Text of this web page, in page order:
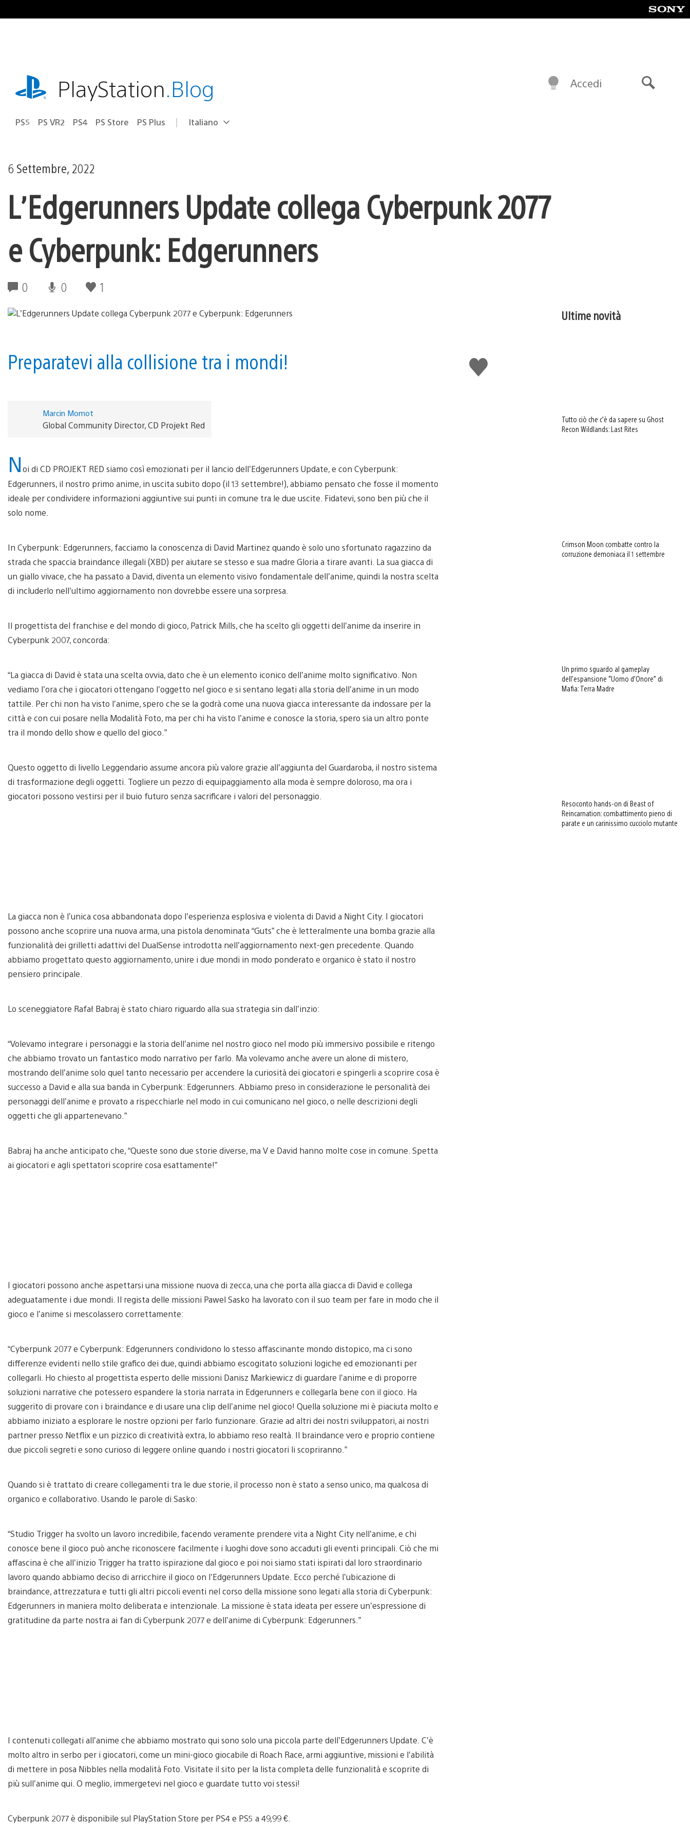
al
playstation.comPlayStation.Blog
PS5 PS VR2 PS4 PS Store PS Plus Seleziona
Regione
Italiano
Accedi
6 Settembre, 2022
L’Edgerunners Update collega Cyberpunk 2077
e Cyberpunk: Edgerunners
0 0 1
Mi
piace
Preparatevi alla collisione tra i mondi!
Marcin Momot
Global Community Director, CD Projekt Red
Noi di CD PROJEKT RED siamo così emozionati per il lancio dell’Edgerunners Update, e con Cyberpunk:
Edgerunners, il nostro primo anime, in uscita subito dopo (il 13 settembre!), abbiamo pensato che fosse il momento
ideale per condividere informazioni aggiuntive sui punti in comune tra le due uscite. Fidatevi, sono ben più che il
solo nome.
In Cyberpunk: Edgerunners, facciamo la conoscenza di David Martinez quando è solo uno sfortunato ragazzino da
strada che spaccia braindance illegali (XBD) per aiutare se stesso e sua madre Gloria a tirare avanti. La sua giacca di
un giallo vivace, che ha passato a David, diventa un elemento visivo fondamentale dell’anime, quindi la nostra scelta
di includerlo nell’ultimo aggiornamento non dovrebbe essere una sorpresa.
Il progettista del franchise e del mondo di gioco, Patrick Mills, che ha scelto gli oggetti dell’anime da inserire in
Cyberpunk 2007, concorda:
“La giacca di David è stata una scelta ovvia, dato che è un elemento iconico dell’anime molto significativo. Non
vediamo l’ora che i giocatori ottengano l’oggetto nel gioco e si sentano legati alla storia dell’anime in un modo
tattile. Per chi non ha visto l’anime, spero che se la godrà come una nuova giacca interessante da indossare per la
città e con cui posare nella Modalità Foto, ma per chi ha visto l’anime e conosce la storia, spero sia un altro ponte
tra il mondo dello show e quello del gioco.”
Questo oggetto di livello Leggendario assume ancora più valore grazie all’aggiunta del Guardaroba, il nostro sistema
di trasformazione degli oggetti. Togliere un pezzo di equipaggiamento alla moda è sempre doloroso, ma ora i
giocatori possono vestirsi per il buio futuro senza sacrificare i valori del personaggio.
La giacca non è l’unica cosa abbandonata dopo l’esperienza esplosiva e violenta di David a Night City. I giocatori
possono anche scoprire una nuova arma, una pistola denominata “Guts” che è letteralmente una bomba grazie alla
funzionalità dei grilletti adattivi del DualSense introdotta nell’aggiornamento next-gen precedente. Quando
abbiamo progettato questo aggiornamento, unire i due mondi in modo ponderato e organico è stato il nostro
pensiero principale.
Lo sceneggiatore Rafał Babraj è stato chiaro riguardo alla sua strategia sin dall’inzio:
“Volevamo integrare i personaggi e la storia dell’anime nel nostro gioco nel modo più immersivo possibile e ritengo
che abbiamo trovato un fantastico modo narrativo per farlo. Ma volevamo anche avere un alone di mistero,
mostrando dell’anime solo quel tanto necessario per accendere la curiosità dei giocatori e spingerli a scoprire cosa è
successo a David e alla sua banda in Cyberpunk: Edgerunners. Abbiamo preso in considerazione le personalità dei
personaggi dell’anime e provato a rispecchiarle nel modo in cui comunicano nel gioco, o nelle descrizioni degli
oggetti che gli appartenevano.”
Babraj ha anche anticipato che, “Queste sono due storie diverse, ma V e David hanno molte cose in comune. Spetta
ai giocatori e agli spettatori scoprire cosa esattamente!”
I giocatori possono anche aspettarsi una missione nuova di zecca, una che porta alla giacca di David e collega
adeguatamente i due mondi. Il regista delle missioni Pawel Sasko ha lavorato con il suo team per fare in modo che il
gioco e l’anime si mescolassero correttamente:
“Cyberpunk 2077 e Cyberpunk: Edgerunners condividono lo stesso affascinante mondo distopico, ma ci sono
differenze evidenti nello stile grafico dei due, quindi abbiamo escogitato soluzioni logiche ed emozionanti per
collegarli. Ho chiesto al progettista esperto delle missioni Danisz Markiewicz di guardare l’anime e di proporre
soluzioni narrative che potessero espandere la storia narrata in Edgerunners e collegarla bene con il gioco. Ha
suggerito di provare con i braindance e di usare una clip dell’anime nel gioco! Quella soluzione mi è piaciuta molto e
abbiamo iniziato a esplorare le nostre opzioni per farlo funzionare. Grazie ad altri dei nostri sviluppatori, ai nostri
partner presso Netflix e un pizzico di creatività extra, lo abbiamo reso realtà. Il braindance vero e proprio contiene
due piccoli segreti e sono curioso di leggere online quando i nostri giocatori li scopriranno.”
Quando si è trattato di creare collegamenti tra le due storie, il processo non è stato a senso unico, ma qualcosa di
organico e collaborativo. Usando le parole di Sasko:
“Studio Trigger ha svolto un lavoro incredibile, facendo veramente prendere vita a Night City nell’anime, e chi
conosce bene il gioco può anche riconoscere facilmente i luoghi dove sono accaduti gli eventi principali. Ciò che mi
affascina è che all’inizio Trigger ha tratto ispirazione dal gioco e poi noi siamo stati ispirati dal loro straordinario
lavoro quando abbiamo deciso di arricchire il gioco on l’Edgerunners Update. Ecco perché l’ubicazione di
braindance, attrezzatura e tutti gli altri piccoli eventi nel corso della missione sono legati alla storia di Cyberpunk:
Edgerunners in maniera molto deliberata e intenzionale. La missione è stata ideata per essere un’espressione di
gratitudine da parte nostra ai fan di Cyberpunk 2077 e dell’anime di Cyberpunk: Edgerunners.”
I contenuti collegati all’anime che abbiamo mostrato qui sono solo una piccola parte dell’Edgerunners Update. C’è
molto altro in serbo per i giocatori, come un mini-gioco giocabile di Roach Race, armi aggiuntive, missioni e l’abilità
di mettere in posa Nibbles nella modalità Foto. Visitate il sito per la lista completa delle funzionalità e scoprite di
più sull’anime qui. O meglio, immergetevi nel gioco e guardate tutto voi stessi!
Cyberpunk 2077 è disponibile sul PlayStation Store per PS4 e PS5 a 49,99 €.
Ultime novità
Tutto ciò che c’è da sapere su Ghost
Recon Wildlands: Last Rites
Crimson Moon combatte contro la
corruzione demoniaca il 1 settembre
Un primo sguardo al gameplay
dell’espansione “Uomo d’Onore” di
Mafia: Terra Madre
Resoconto hands-on di Beast of
Reincarnation: combattimento pieno di
parate e un carinissimo cucciolo mutante